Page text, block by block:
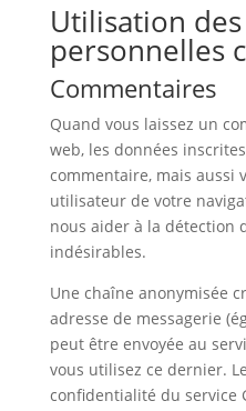
Utilisation
personnelles
Commentaires
Quand vous laissez un
web, les données
commentaire, mais aussi
utilisateur de votre
nous aider à la détection
indésirables.
Une chaîne anonymisée
adresse de messagerie
peut être envoyée au
vous utilisez ce dernier.
confidentialité du service